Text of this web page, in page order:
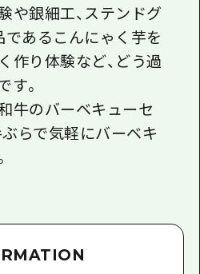
や銀細工、ステンドグ
であるこんにゃく芋を
作り体験など、どう過
す。
牛のバーベキューセ
らで気軽にバーベキ